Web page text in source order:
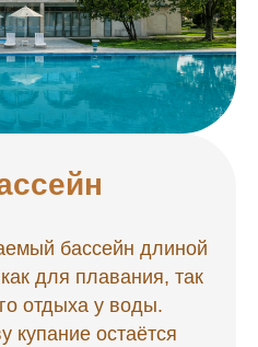
бассейн длиной
для плавания, так
отдыха у воды.
купание остаётся